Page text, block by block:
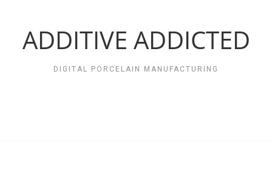
ADDITIVE ADDICTED
DIGITAL PORCELAIN MANUFACTURING